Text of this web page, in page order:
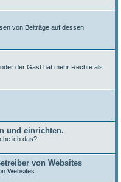
von Beiträge auf dessen
der Gast hat mehr Rechte als
und einrichten.
ich das?
von Websites
Websites